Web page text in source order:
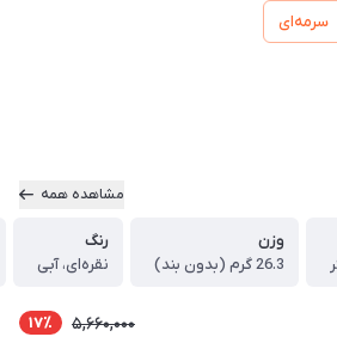
سرمه‌ای
مشاهده همه
وزن
26.3 گرم (بدون بند)
رنگ
نقره‌ای، آبی
5,660,000 17٪